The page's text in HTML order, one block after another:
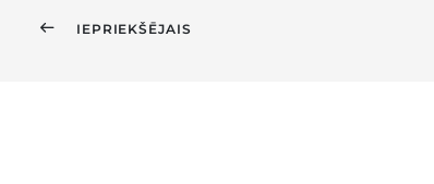
IEPRIEKŠĒJAIS